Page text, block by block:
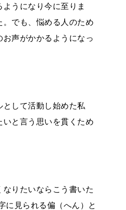
うになり今に至りま
でも、悩める人のため
声がかかるようになっ
して活動し始めた私
と言う思いを貫くため
りたいならこう書いた
に見られる偏（へん）と